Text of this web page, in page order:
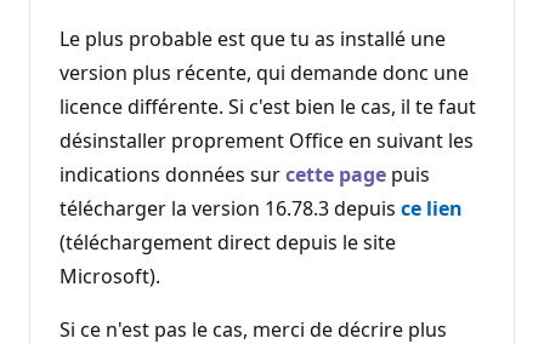
a
i
o
n
Le plus probable est que tu as installé une
version plus récente, qui demande donc une
licence différente. Si c'est bien le cas, il te faut
désinstaller proprement Office en suivant les
indications données surcette page puis
télécharger la version 16.78.3 depuis ce lien
(téléchargement direct depuis le site
Microsoft).
Si ce n'est pas le cas, merci de décrire plus